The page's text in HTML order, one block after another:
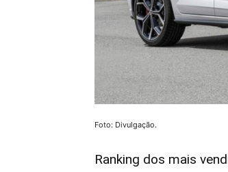
Foto: Divulgação.
Ranking dos mais